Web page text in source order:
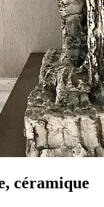
céramique